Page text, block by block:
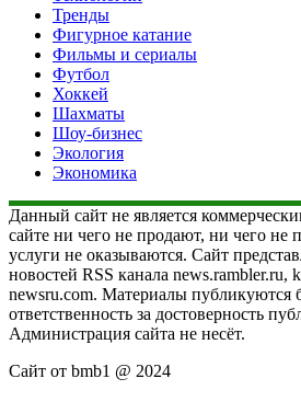
Тренды
Фигурное катание
Фильмы и сериалы
Футбол
Хоккей
Шахматы
Шоу-бизнес
Экология
Экономика
Данный сайт не является
сайте ни чего не продают, ни чего не
услуги не оказываются. Сайт
новостей RSS канала news.rambler.ru,
newsru.com. Материалы публикуются
ответственность за достоверность
Администрация сайта не несёт.
Сайт от bmb1 @ 2024